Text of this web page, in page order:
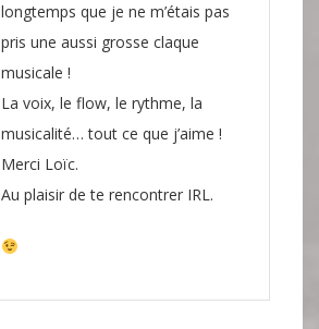
longtemps que je ne m’étais pas
pris une aussi grosse claque
musicale !
La voix, le flow, le rythme, la
musicalité… tout ce que j’aime !
Merci Loïc.
Au plaisir de te rencontrer IRL.